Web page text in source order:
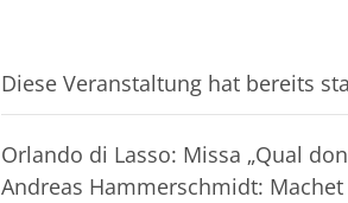
Diese Veranstaltung hat bereits
Orlando di Lasso: Missa „Qual
Andreas Hammerschmidt: